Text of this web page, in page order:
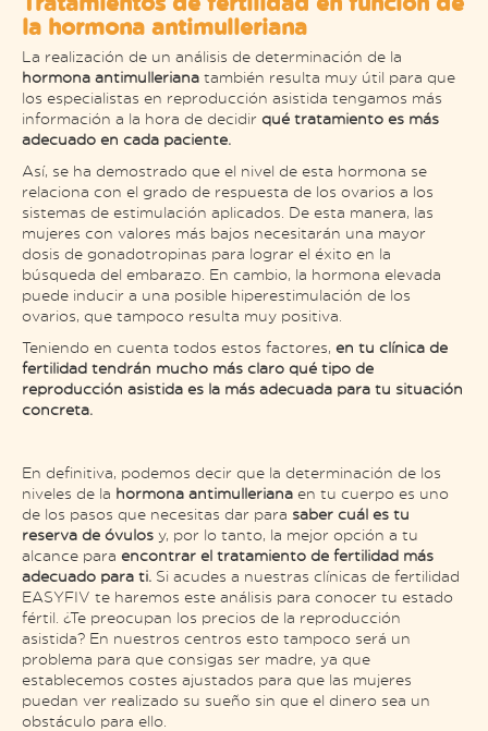
la hormona antimulleriana
La realización de un análisis de determinación de la
hormona antimulleriana también resulta muy útil para que
los especialistas en reproducción asistida tengamos más
información a la hora de decidir qué tratamiento es más
adecuado en cada paciente.
Así, se ha demostrado que el nivel de esta hormona se
relaciona con el grado de respuesta de los ovarios a los
sistemas de estimulación aplicados. De esta manera, las
mujeres con valores más bajos necesitarán una mayor
dosis de gonadotropinas para lograr el éxito en la
búsqueda del embarazo. En cambio, la hormona elevada
puede inducir a una posible hiperestimulación de los
ovarios, que tampoco resulta muy positiva.
Teniendo en cuenta todos estos factores, en tu clínica de
fertilidad tendrán mucho más claro qué tipo de
reproducción asistida es la más adecuada para tu situación
concreta.
En definitiva, podemos decir que la determinación de los
niveles de la hormona antimulleriana en tu cuerpo es uno
de los pasos que necesitas dar para saber cuál es tu
reserva de óvulos y, por lo tanto, la mejor opción a tu
alcance para encontrar el tratamiento de fertilidad más
adecuado para ti. Si acudes a nuestras clínicas de fertilidad
EASYFIV te haremos este análisis para conocer tu estado
fértil. ¿Te preocupan los precios de la reproducción
asistida? En nuestros centros esto tampoco será un
problema para que consigas ser madre, ya que
establecemos costes ajustados para que las mujeres
puedan ver realizado su sueño sin que el dinero sea un
obstáculo para ello.